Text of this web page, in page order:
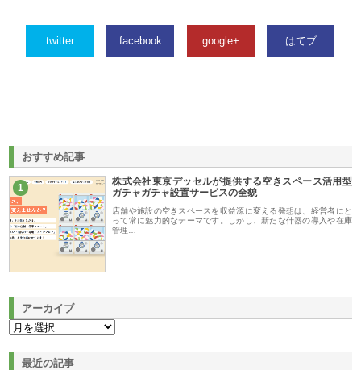
twitter facebook google+ はてブ
おすすめ記事
1
株式会社東京デッセルが提供する空きスペース活用型
ガチャガチャ設置サービスの全貌
店舗や施設の空きスペースを収益源に変える発想は、経営者にと
って常に魅力的なテーマです。しかし、新たな什器の導入や在庫
管理…
アーカイブ
最近の記事